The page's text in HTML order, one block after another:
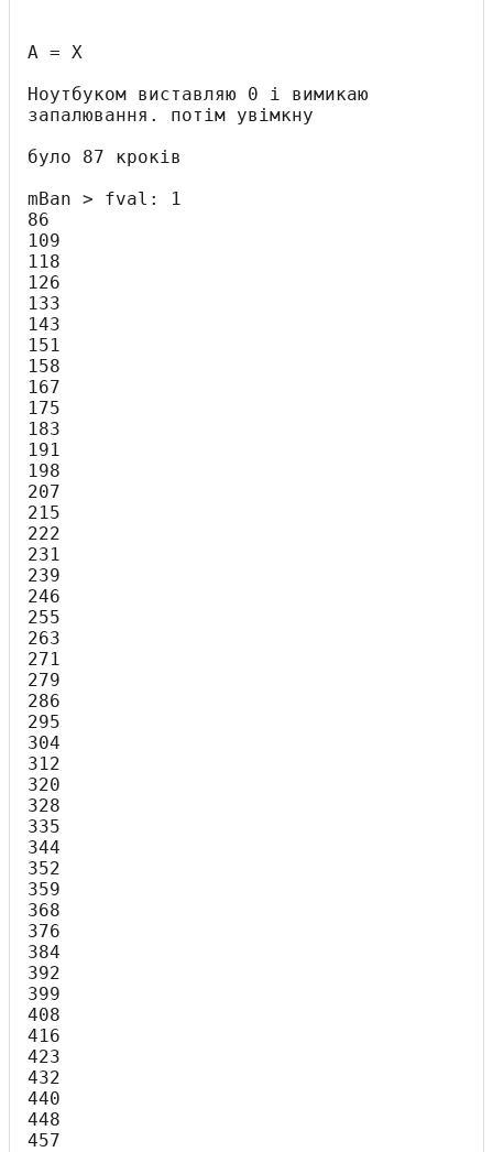
A = X
Ноутбуком виставляю 0 і вимикаю
запалювання. потім увімкну
було 87 кроків
mBan > fval: 1
86
109
118
126
133
143
151
158
167
175
183
191
198
207
215
222
231
239
246
255
263
271
279
286
295
304
312
320
328
335
344
352
359
368
376
384
392
399
408
416
423
432
440
448
457